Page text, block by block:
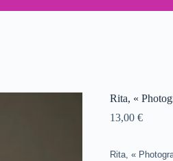
Rita, «
13,00 €
Rita, «